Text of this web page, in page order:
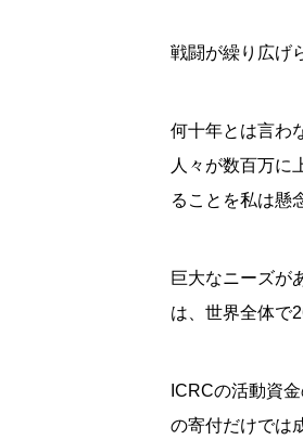
戦闘が繰り広げ
何十年とは言わ
人々が数百万に
ることを私は懸
巨大なニーズが
は、世界全体で
ICRCの活動資
の寄付だけでは